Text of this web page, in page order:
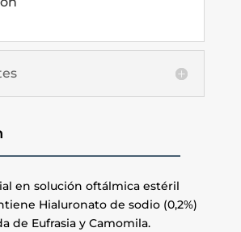
en solución oftálmica estéril
Hialuronato de sodio (0,2%)
de Eufrasia y Camomila.